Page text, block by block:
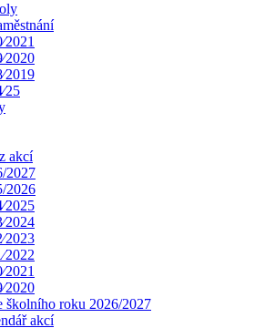
akcí
2027
2026
školního roku 2026/2027
akcí